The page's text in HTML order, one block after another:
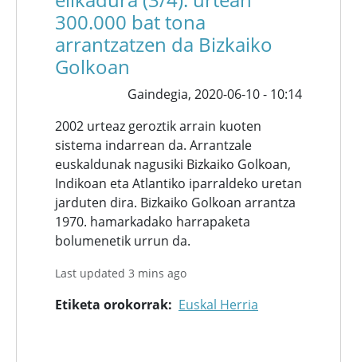
300.000 bat tona
arrantzatzen da Bizkaiko
Golkoan
Gaindegia, 2020-06-10 - 10:14
2002 urteaz geroztik arrain kuoten
sistema indarrean da. Arrantzale
euskaldunak nagusiki Bizkaiko Golkoan,
Indikoan eta Atlantiko iparraldeko uretan
jarduten dira. Bizkaiko Golkoan arrantza
1970. hamarkadako harrapaketa
bolumenetik urrun da.
Last updated 3 mins ago
Etiketa orokorrak Euskal Herria